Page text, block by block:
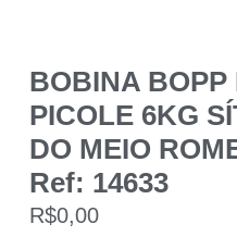
BOBINA BOPP
PICOLE 6KG
DO MEIO
Ref: 14633
R$0,00